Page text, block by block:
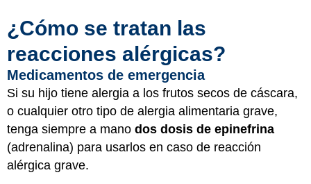
¿Cómo se tratan las
reacciones alérgicas?
Medicamentos de emergencia
Si su hijo tiene alergia a los frutos secos de cáscara,
o cualquier otro tipo de alergia alimentaria grave,
tenga siempre a mano dos dosis de epinefrina
(adrenalina) para usarlos en caso de reacción
alérgica grave.